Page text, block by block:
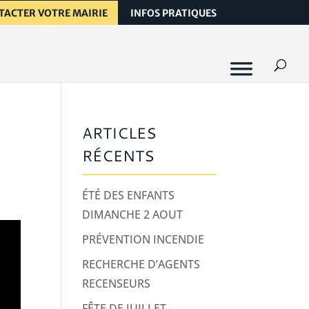
VOTRE MAIRIE INFOS PRATIQUES
ARTICLES
RÉCENTS
ÉTÉ DES ENFANTS
DIMANCHE 2 AOUT
PRÉVENTION INCENDIE
RECHERCHE D’AGENTS
RECENSEURS